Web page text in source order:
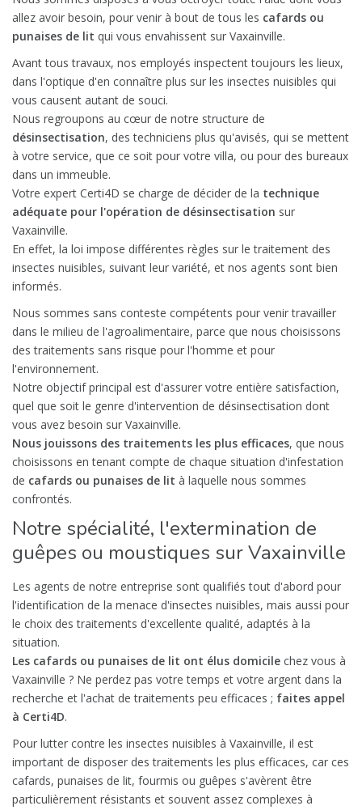
allez avoir besoin, pour venir à bout de tous les cafards ou
punaises de lit qui vous envahissent sur Vaxainville.
Avant tous travaux, nos employés inspectent toujours les lieux,
dans l'optique d'en connaître plus sur les insectes nuisibles qui
vous causent autant de souci.
Nous regroupons au cœur de notre structure de
désinsectisation, des techniciens plus qu'avisés, qui se mettent
à votre service, que ce soit pour votre villa, ou pour des bureaux
dans un immeuble.
Votre expert Certi4D se charge de décider de la technique
adéquate pour l'opération de désinsectisation sur
Vaxainville.
En effet, la loi impose différentes règles sur le traitement des
insectes nuisibles, suivant leur variété, et nos agents sont bien
informés.
Nous sommes sans conteste compétents pour venir travailler
dans le milieu de l'agroalimentaire, parce que nous choisissons
des traitements sans risque pour l'homme et pour
l'environnement.
Notre objectif principal est d'assurer votre entière satisfaction,
quel que soit le genre d'intervention de désinsectisation dont
vous avez besoin sur Vaxainville.
Nous jouissons des traitements les plus efficaces, que nous
choisissons en tenant compte de chaque situation d'infestation
de cafards ou punaises de lit à laquelle nous sommes
confrontés.
Notre spécialité, l'extermination de
guêpes ou moustiques sur Vaxainville
Les agents de notre entreprise sont qualifiés tout d'abord pour
l'identification de la menace d'insectes nuisibles, mais aussi pour
le choix des traitements d'excellente qualité, adaptés à la
situation.
Les cafards ou punaises de lit ont élus domicile chez vous à
Vaxainville ? Ne perdez pas votre temps et votre argent dans la
recherche et l'achat de traitements peu efficaces ; faites appel
à Certi4D.
Pour lutter contre les insectes nuisibles à Vaxainville, il est
important de disposer des traitements les plus efficaces, car ces
cafards, punaises de lit, fourmis ou guêpes s'avèrent être
particulièrement résistants et souvent assez complexes à